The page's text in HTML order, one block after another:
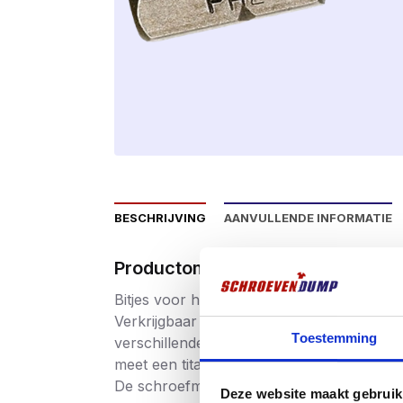
Toestemming
Deze website maakt
BESCHRIJVING AANVULLENDE INFORMATIE
Productomschrijving
Bitjes voor het indraaien van bv.
Verkrijgbaar in 3 Phillips aansluitingen,
verschillende lengtes, te weten 25 en 50
meet een titanium toplaagje. Deze
De schroefmachine aansluiting van alle